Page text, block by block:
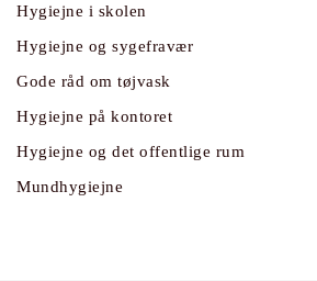
Hygiejne i skolen
Hygiejne og sygefravær
Gode råd om tøjvask
Hygiejne på kontoret
Hygiejne og det offentlige rum
Mundhygiejne